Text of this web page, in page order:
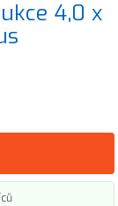
4,0 x